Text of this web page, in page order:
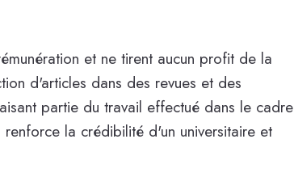
et ne tirent aucun profit de la
d'articles dans des revues et des
partie du travail effectué dans le cadre
la crédibilité d'un universitaire et